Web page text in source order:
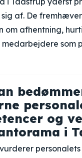
af. De
om afhentning,
som
og
i